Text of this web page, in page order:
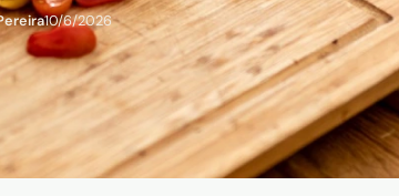
10/6/2026